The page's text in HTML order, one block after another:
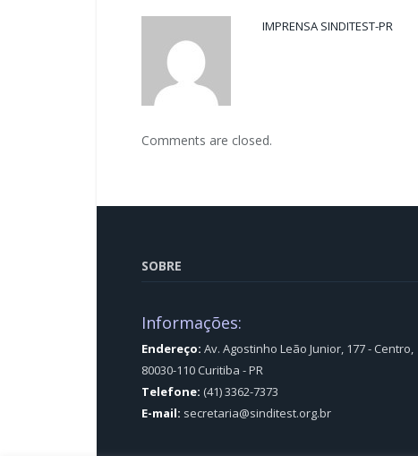
IMPRENSA SINDITEST-PR
Comments are closed.
SOBRE
Informações:
Endereço: Av. Agostinho Leão Junior, 177 - Centro,
80030-110 Curitiba - PR
Telefone: (41) 3362-7373
E-mail: secretaria@sinditest.org.br